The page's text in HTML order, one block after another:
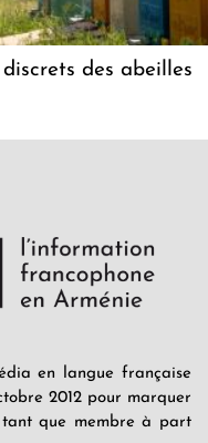
des abeilles
en langue française
2012 pour marquer
tant que membre à part